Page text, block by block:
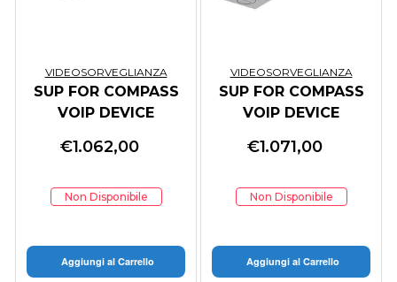
VIDEOSORVEGLIANZA
SUP FOR COMPASS
VOIP DEVICE
MONTHS)
€1.062,00
Non Disponibile
Aggiungi al Carrello
VIDEOSORVEGLIANZA
SUP FOR COMPASS
VOIP DEVICE
MONTHS)
€1.071,00
Non Disponibile
Aggiungi al Carrello